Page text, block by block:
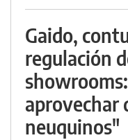
Gaido,
regulación
aprovechar
neuquinos"